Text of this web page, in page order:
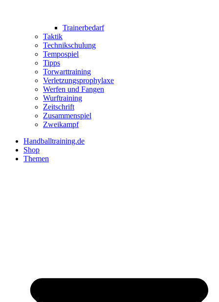
Trainerbedarf
Taktik
Technikschulung
Tempospiel
Tipps
Torwarttraining
Verletzungsprophylaxe
Werfen und Fangen
Wurftraining
Zeitschrift
Zusammenspiel
Zweikampf
Handballtraining.de
Shop
Themen